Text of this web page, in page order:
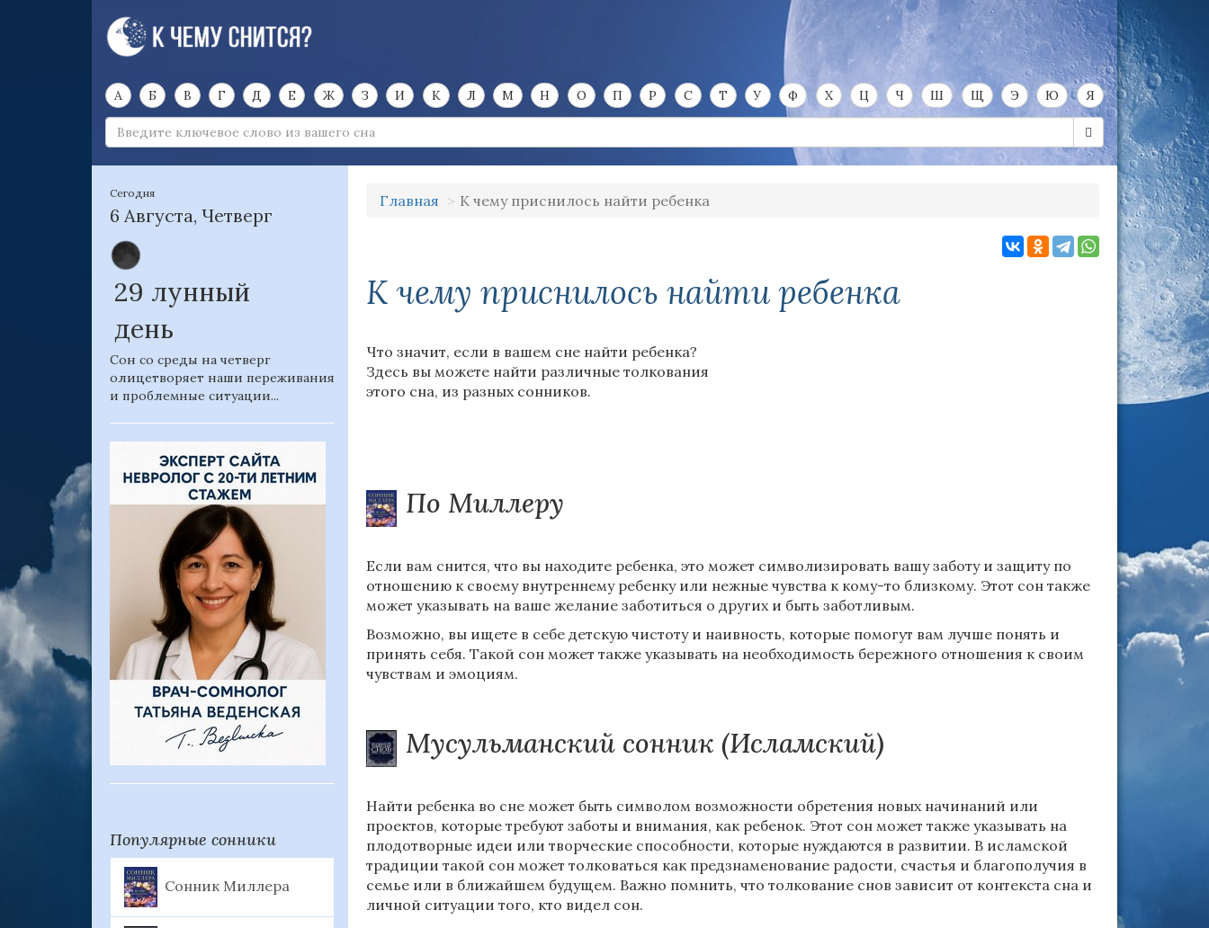
А Б В Г Д Е Ж З И К Л М Н О П Р С Т У Ф Х Ц Ч Ш Щ Э Ю Я
Сегодня
6 Августа, Четверг
29 лунный
день
Сон со среды на четверг
олицетворяет наши переживания
и проблемные ситуации...
Популярные сонники
Сонник Миллера
Главная К чему приснилось найти ребенка
К чему приснилось найти ребенка
Что значит, если в вашем сне найти ребенка?
Здесь вы можете найти различные толкования
этого сна, из разных сонников.
По Миллеру
Если вам снится, что вы находите ребенка, это может символизировать вашу заботу и защиту по
отношению к своему внутреннему ребенку или нежные чувства к кому-то близкому. Этот сон также
может указывать на ваше желание заботиться о других и быть заботливым.
Возможно, вы ищете в себе детскую чистоту и наивность, которые помогут вам лучше понять и
принять себя. Такой сон может также указывать на необходимость бережного отношения к своим
чувствам и эмоциям.
Мусульманский сонник (Исламский)
Найти ребенка во сне может быть символом возможности обретения новых начинаний или
проектов, которые требуют заботы и внимания, как ребенок. Этот сон может также указывать на
плодотворные идеи или творческие способности, которые нуждаются в развитии. В исламской
традиции такой сон может толковаться как предзнаменование радости, счастья и благополучия в
семье или в ближайшем будущем. Важно помнить, что толкование снов зависит от контекста сна и
личной ситуации того, кто видел сон.